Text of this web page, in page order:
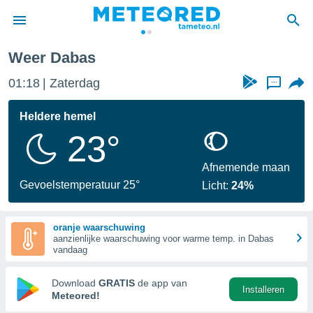
door
verstrekte
hoge
hebt de
voor
op basis
Weer Dabas
01:18 Zaterdag ...
Heldere hemel
23°
Gevoelstemperatuur 25°
Afnemende maan
Licht:24%
oranje waarschuwing
aanzienlijke waarschuwing voor warme temp. in Dabas
vandaag
Download GRATIS de app van
Meteored!
Installeren